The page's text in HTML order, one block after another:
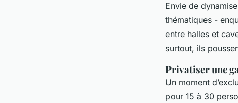
Envie de
thématiques -
entre halles et
surtout, ils
Privatiser une
Un moment
pour 15 à 30